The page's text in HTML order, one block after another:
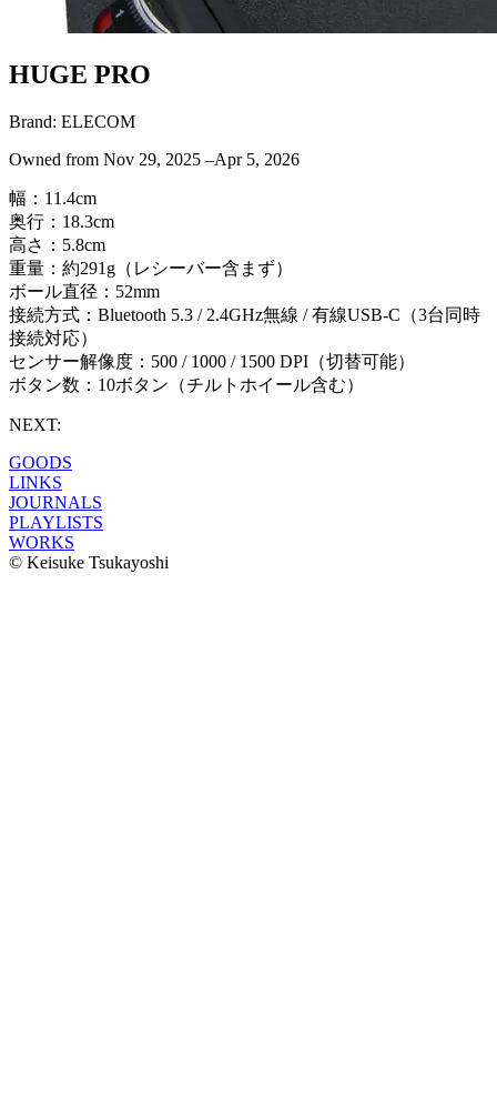
HUGE PRO
Brand: ELECOM
Owned from Nov 29, 2025 –Apr 5, 2026
幅：11.4cm
奥行：18.3cm
高さ：5.8cm
重量：約291g（レシーバー含まず）
ボール直径：52mm
接続方式：Bluetooth 5.3 / 2.4GHz無線 / 有線USB-C（3台同時
接続対応）
センサー解像度：500 / 1000 / 1500 DPI（切替可能）
ボタン数：10ボタン（チルトホイール含む）
NEXT:
GOODS
LINKS
JOURNALS
PLAYLISTS
WORKS
© Keisuke Tsukayoshi